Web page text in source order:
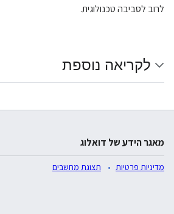
לרוב לסביבה טכנולוגית.
לקריאה נוספת
מאגר הידע של דואלוג
מדיניות פרטיות תצוגת מחשבים